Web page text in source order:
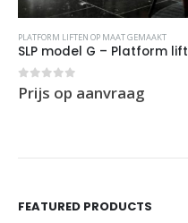
PLATFORM LIFTEN OP MAAT GEMAAKT
SLP model G – Platform lift
0out of 5
Prijs op aanvraag
FEATURED PRODUCTS